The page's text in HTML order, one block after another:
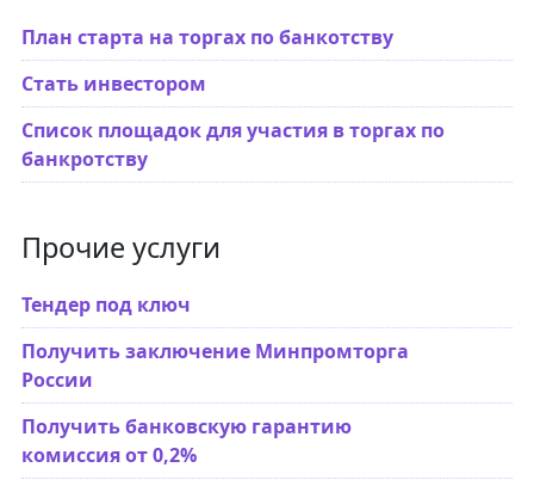
План старта на торгах по банкотству
Стать инвестором
Список площадок для участия в торгах по
банкротству
Прочие услуги
Тендер под ключ
Получить заключение Минпромторга
России
Получить банковскую гарантию
комиссия от 0,2%